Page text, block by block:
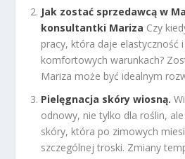
Jak zostać sprzedawcą w
konsultantki Mariza Czy
pracy, która daje elastyczność
komfortowych warunkach?
Mariza może być idealnym
Pielęgnacja skóry wiosną.
odnowy, nie tylko dla roślin,
skóry, która po zimowych
szczególnej troski. Zmiany